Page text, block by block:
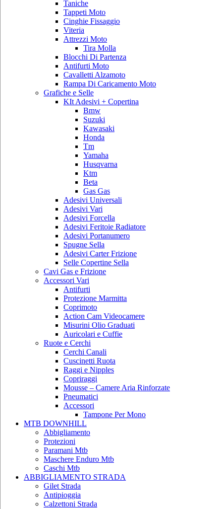
Taniche
Tappeti Moto
Cinghie Fissaggio
Viteria
Attrezzi Moto
Tira Molla
Blocchi Di Partenza
Antifurti Moto
Cavalletti Alzamoto
Rampa Di Caricamento Moto
Grafiche e Selle
KIt Adesivi + Copertina
Bmw
Suzuki
Kawasaki
Honda
Tm
Yamaha
Husqvarna
Ktm
Beta
Gas Gas
Adesivi Universali
Adesivi Vari
Adesivi Forcella
Adesivi Feritoie Radiatore
Adesivi Portanumero
Spugne Sella
Adesivi Carter Frizione
Selle Copertine Sella
Cavi Gas e Frizione
Accessori Vari
Antifurti
Protezione Marmitta
Coprimoto
Action Cam Videocamere
Misurini Olio Graduati
Auricolari e Cuffie
Ruote e Cerchi
Cerchi Canali
Cuscinetti Ruota
Raggi e Nipples
Copriraggi
Mousse – Camere Aria Rinforzate
Pneumatici
Accessori
Tampone Per Mono
MTB DOWNHILL
Abbigliamento
Protezioni
Paramani Mtb
Maschere Enduro Mtb
Caschi Mtb
ABBIGLIAMENTO STRADA
Gilet Strada
Antipioggia
Calzettoni Strada